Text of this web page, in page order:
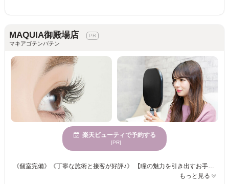
MAQUIA御殿場店
マキアゴテンバテン
楽天ビューティで予約する
[PR]
《個室完備》《丁寧な施術と接客が好評♪》 【瞳の魅力を引き出すお手伝い☆アイリストのセンスが詰まった理想的なアイデザインに仕上げます♪】 お好みの本数をお選びください☆彡華やかなフサフサまつげでパッチリ目元が叶います♪♪ オフィスでも馴染むナチュラルな仕上がりで、オトナ女子を演出◎ 忙しい日々を忘れてゆったり” MAQUIA”でまったりまつエク体験をしませんか？
もっと見る